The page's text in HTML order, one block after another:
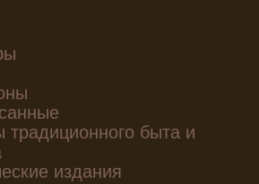
быта и
издания